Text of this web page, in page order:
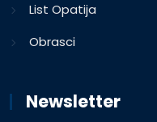
List Opatija
Obrasci
Newsletter